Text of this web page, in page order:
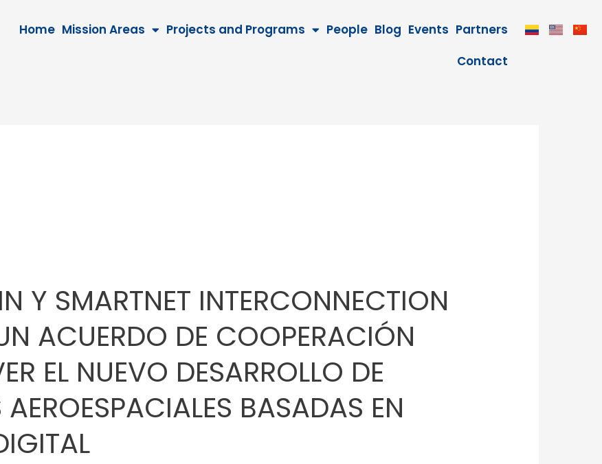
Home Mission Areas Projects and Programs People Blog Events Partners
Contact
Y SMARTNET INTERCONNECTION
ACUERDO DE COOPERACIÓN
EL NUEVO DESARROLLO DE
BASADAS EN